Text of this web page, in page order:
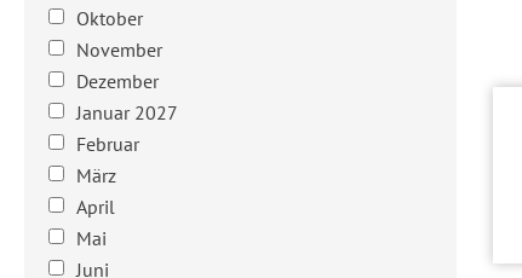
Oktober
November
Dezember
Januar 2027
Februar
März
April
Mai
Juni